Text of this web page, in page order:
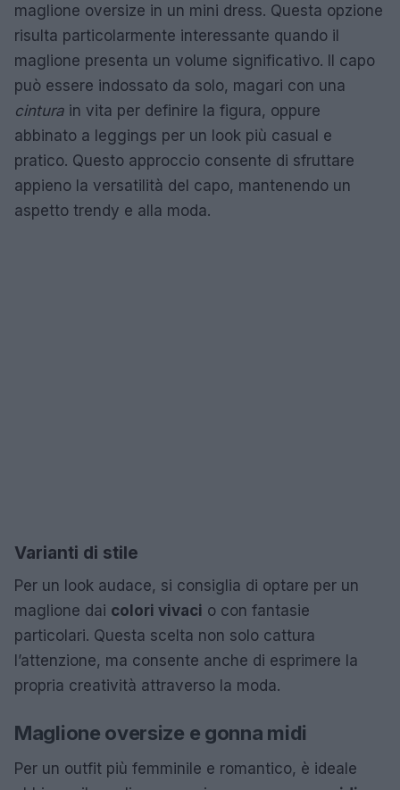
maglione oversize in un mini dress. Questa opzione
risulta particolarmente interessante quando il
maglione presenta un volume significativo. Il capo
può essere indossato da solo, magari con una
cintura in vita per definire la figura, oppure
abbinato a leggings per un look più casual e
pratico. Questo approccio consente di sfruttare
appieno la versatilità del capo, mantenendo un
aspetto trendy e alla moda.
Varianti di stile
Per un look audace, si consiglia di optare per un
maglione dai colori vivaci o con fantasie
particolari. Questa scelta non solo cattura
l’attenzione, ma consente anche di esprimere la
propria creatività attraverso la moda.
Maglione oversize e gonna midi
Per un outfit più femminile e romantico, è ideale